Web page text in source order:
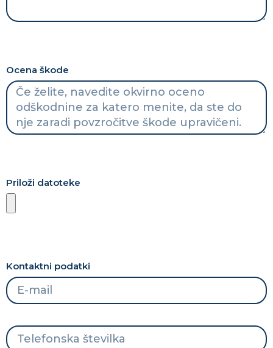
Ocena škode
Priloži datoteke
Kontaktni podatki